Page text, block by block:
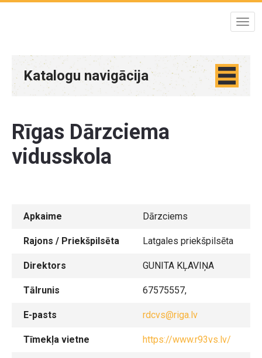
Katalogu navigācija
Rīgas Dārzciema
vidusskola
Apkaime Dārzciems
Rajons / Priekšpilsēta Latgales priekšpilsēta
Direktors GUNITA KĻAVIŅA
Tālrunis 67575557,
E-pasts rdcvs@riga.lv
Tīmekļa vietne https://www.r93vs.lv/